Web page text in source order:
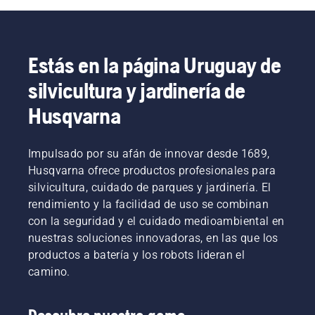
sobre lo
cuenta a
la hora
de
comprar
un
ciudades
en más
de
60 países
por todo
combustión
indicamos
debes
tener en
cuenta.
Estás en la página Uruguay de
silvicultura y jardinería de
Husqvarna
Impulsado por su afán de innovar desde 1689,
Husqvarna ofrece productos profesionales para
silvicultura, cuidado de parques y jardinería. El
rendimiento y la facilidad de uso se combinan
con la seguridad y el cuidado medioambiental en
nuestras soluciones innovadoras, en las que los
productos a batería y los robots lideran el
camino.